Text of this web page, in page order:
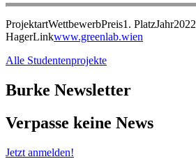
ProjektartWettbewerbPreis1. PlatzJahr2022
HagerLinkwww.greenlab.wien
Alle Studentenprojekte
Burke Newsletter
Verpasse keine News
Jetzt anmelden!